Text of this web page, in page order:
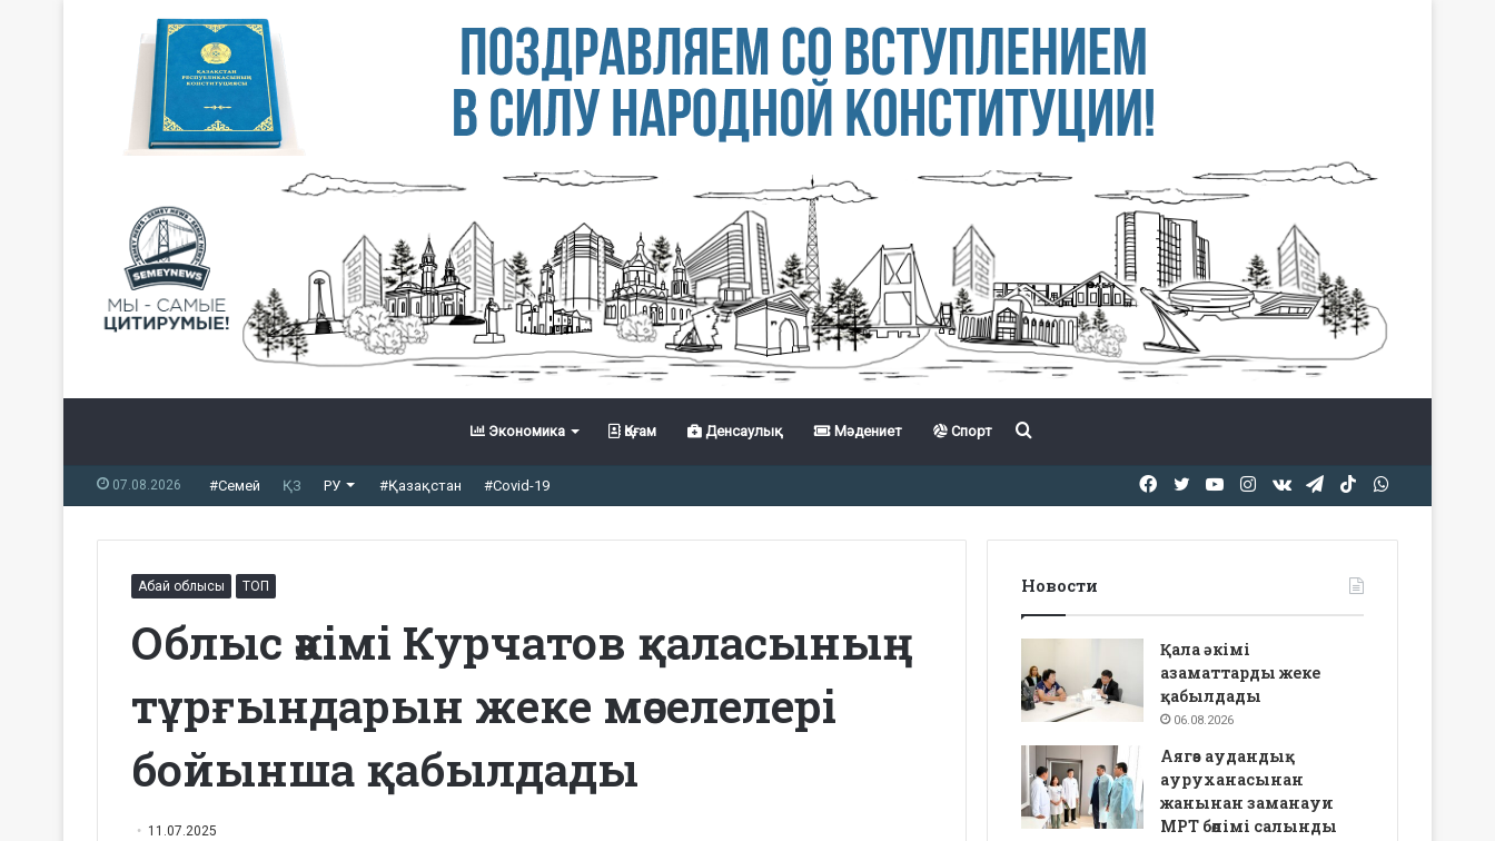
Экономика Қоғам Денсаулық Мәдениет Спорт
07.08.2026 #Семей ҚЗ РУ #Қазақстан #Covid-19 TikTok
Telegram
vk.com
Instagram
YouTube
Twitter
Facebook
Абай облысы ТОП
Облыс әкімі Курчатов қаласының
тұрғындарын жеке мәселелері
бойынша қабылдады
11.07.2025
Новости
Қала әкімі
азаматтарды жеке
қабылдады
06.08.2026
Аягөз аудандық
ауруханасынан
жанынан заманауи
МРТ бөлімі салынды